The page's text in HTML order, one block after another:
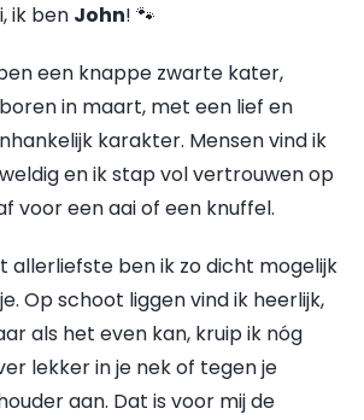
ik ben John! 🐾
een knappe zwarte kater,
in maart, met een lief en
karakter. Mensen vind ik
en ik stap vol vertrouwen op
voor een aai of een knuffel.
allerliefste ben ik zo dicht mogelijk
Op schoot liggen vind ik heerlijk,
als het even kan, kruip ik nóg
lekker in je nek of tegen je
aan. Dat is voor mij de